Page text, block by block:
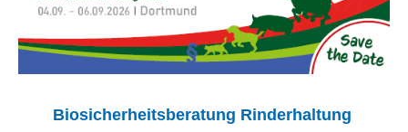
Biosicherheitsberatung Rinderhaltung